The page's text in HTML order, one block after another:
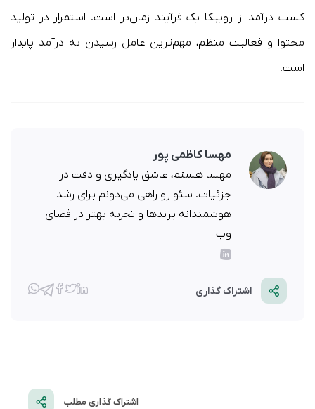
کسب درآمد از روبیکا یک فرآیند زمان‌بر است. استمرار در تولید
محتوا و فعالیت منظم، مهم‌ترین عامل رسیدن به درآمد پایدار
است.
مهسا کاظمی پور
مهسا هستم، عاشق یادگیری و دقت در
جزئیات. سئو رو راهی می‌دونم برای رشد
هوشمندانه برندها و تجربه بهتر در فضای
وب
اشتراک گذاری
اشتراک گذاری مطلب